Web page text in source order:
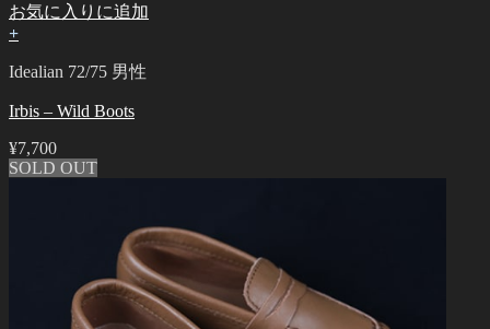
お気に入りに追加
+
Idealian 72/75 男性
Irbis – Wild Boots
¥7,700
SOLD OUT